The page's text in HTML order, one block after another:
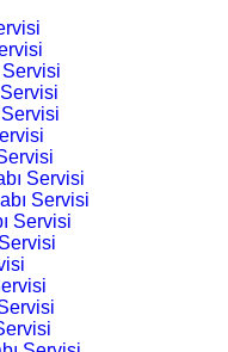
Servisi
Servisi
Servisi